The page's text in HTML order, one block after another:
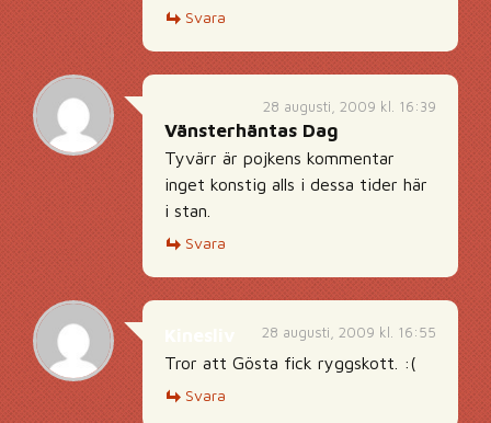
Svara
28 augusti, 2009 kl. 16:39
Vänsterhäntas Dag
Tyvärr är pojkens kommentar
inget konstig alls i dessa tider här
i stan.
Svara
28 augusti, 2009 kl. 16:55
Tror att Gösta fick ryggskott. :(
Svara